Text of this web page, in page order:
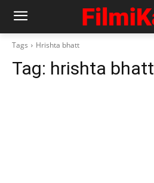
Tags Hrishta bhatt
Tag: hrishta bhatt